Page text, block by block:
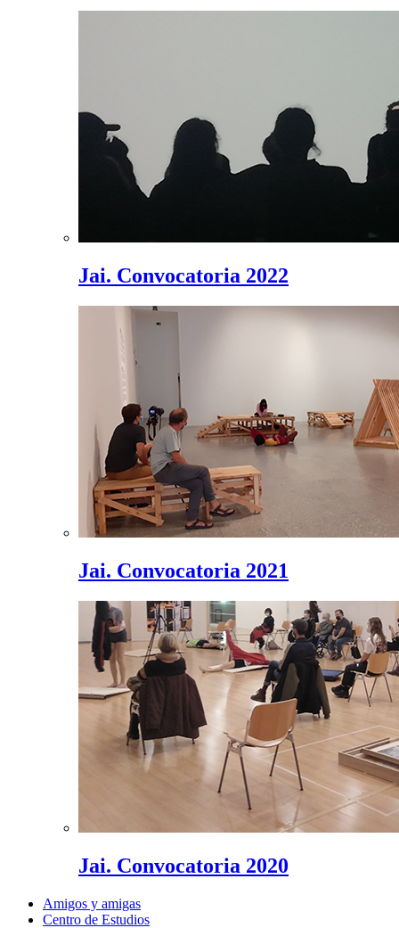
Jai. Convocatoria 2022
Jai. Convocatoria 2021
Jai. Convocatoria 2020
Amigos y amigas
Centro de Estudios